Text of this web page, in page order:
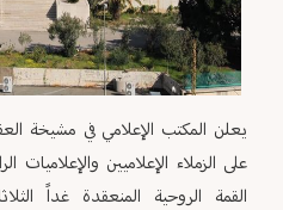
يعلن المكتب الإعلامي في مشيخة
على الزملاء الإعلاميين والإعلاميات
القمة الروحية المنعقدة غداً